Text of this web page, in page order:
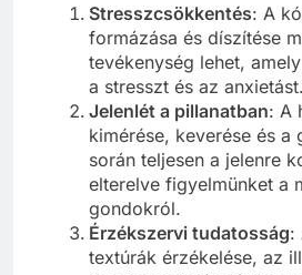
Stresszcsökkentés: A
formázása és díszítése
tevékenység lehet,
a stresszt és az anxietást.
Jelenlét a pillanatban: A
kimérése, keverése és a
során teljesen a jelenre
elterelve figyelmünket a
gondokról.
Érzékszervi tudatosság:
textúrák érzékelése, az